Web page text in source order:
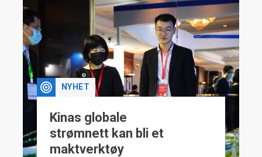
NYHET
Kinas globale
strømnett kan bli et
maktverktøy